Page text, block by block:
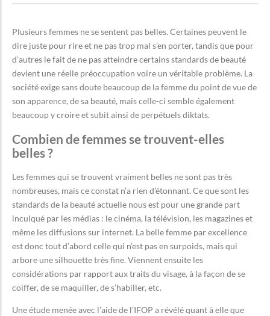
Plusieurs femmes ne se sentent pas belles. Certaines peuvent le
dire juste pour rire et ne pas trop mal s’en porter, tandis que pour
d’autres le fait de ne pas atteindre certains standards de beauté
devient une réelle préoccupation voire un véritable problème. La
société exige sans doute beaucoup de la femme du point de vue de
son apparence, de sa beauté, mais celle-ci semble également
beaucoup y croire et subit ainsi de perpétuels diktats.
Combien de femmes se trouvent-elles
belles ?
Les femmes qui se trouvent vraiment belles ne sont pas très
nombreuses, mais ce constat n’a rien d’étonnant. Ce que sont les
standards de la beauté actuelle nous est pour une grande part
inculqué par les médias : le cinéma, la télévision, les magazines et
même les diffusions sur internet. La belle femme par excellence
est donc tout d’abord celle qui n’est pas en surpoids, mais qui
arbore une silhouette très fine. Viennent ensuite les
considérations par rapport aux traits du visage, à la façon de se
coiffer, de se maquiller, de s’habiller, etc.
Une étude menée avec l’aide de l’IFOP a révélé quant à elle que